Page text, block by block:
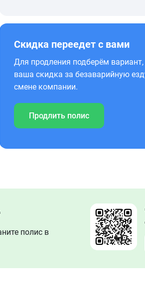
Скидка переедет с вами
Для продления подберём вариант,
ваша скидка за безаварийную
смене компании.
Продлить полис
полис в